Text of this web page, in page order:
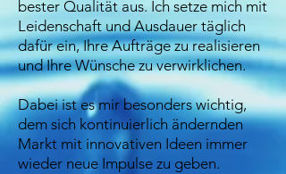
bester Qualität aus. Ich setze mich mit
Leidenschaft und Ausdauer täglich
dafür ein, Ihre Aufträge zu realisieren
und Ihre Wünsche zu verwirklichen.
Dabei ist es mir besonders wichtig,
dem sich kontinuierlich ändernden
Markt mit innovativen Ideen immer
wieder neue Impulse zu geben.